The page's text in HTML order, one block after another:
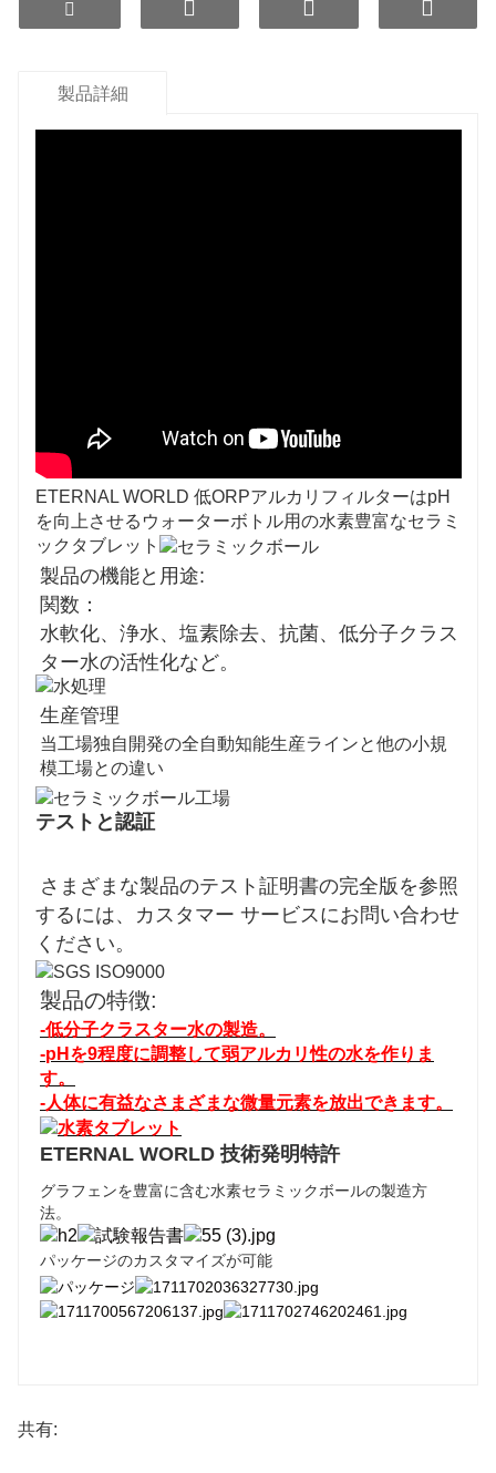
期持続
製品詳細
ETERNAL WORLD 低ORPアルカリフィルターはpH
を向上させるウォーターボトル用の水素豊富なセラミ
ックタブレット
製品の機能と用途:
関数：
水軟化、浄水、塩素除去、抗菌、低分子クラス
ター水の活性化など。
生産管理
当工場独自開発の全自動知能生産ラインと他の小規
模工場との違い
テストと認証
さまざまな製品のテスト証明書の完全版を参照
するには、カスタマー サービスにお問い合わせ
ください。
製品の特徴:
-低分子クラスター水の製造。
-pHを9程度に調整して弱アルカリ性の水を作りま
す。
-人体に有益なさまざまな微量元素を放出できます。
ETERNAL WORLD 技術発明特許
グラフェンを豊富に含む水素セラミックボールの製造方
法。
パッケージのカスタマイズが可能
共有: